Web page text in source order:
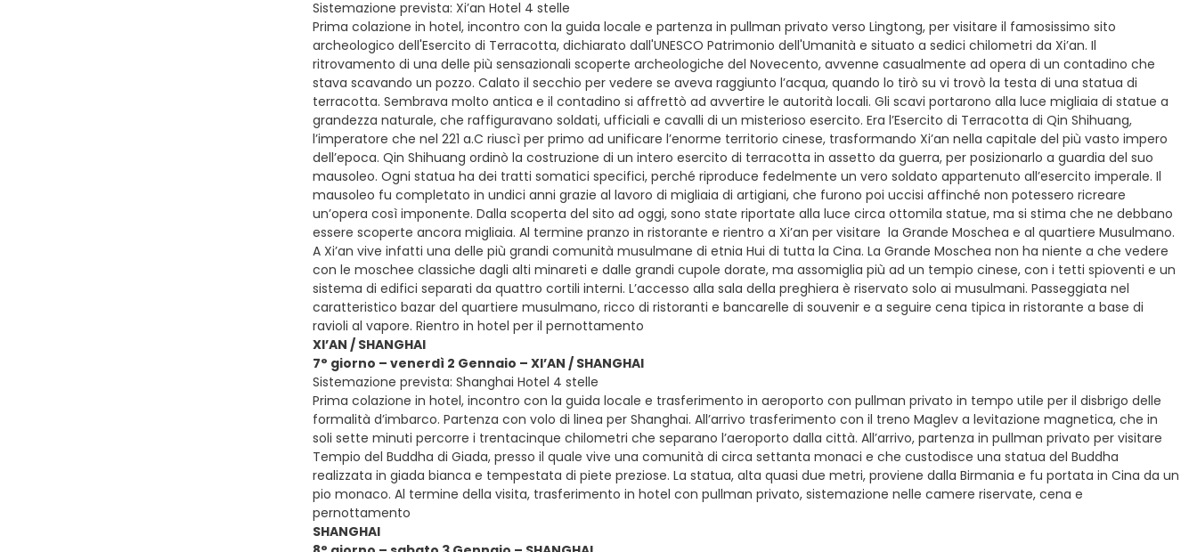
Sistemazione prevista: Xi’an Hotel 4 stelle
Prima colazione in hotel, incontro con la guida locale e partenza in pullman privato verso Lingtong, per visitare il famosissimo sito
archeologico dell'Esercito di Terracotta, dichiarato dall'UNESCO Patrimonio dell'Umanità e situato a sedici chilometri da Xi’an. Il
ritrovamento di una delle più sensazionali scoperte archeologiche del Novecento, avvenne casualmente ad opera di un contadino che
stava scavando un pozzo. Calato il secchio per vedere se aveva raggiunto l’acqua, quando lo tirò su vi trovò la testa di una statua di
terracotta. Sembrava molto antica e il contadino si affrettò ad avvertire le autorità locali. Gli scavi portarono alla luce migliaia di statue a
grandezza naturale, che raffiguravano soldati, ufficiali e cavalli di un misterioso esercito. Era l’Esercito di Terracotta di Qin Shihuang,
l’imperatore che nel 221 a.C riuscì per primo ad unificare l’enorme territorio cinese, trasformando Xi’an nella capitale del più vasto impero
dell’epoca. Qin Shihuang ordinò la costruzione di un intero esercito di terracotta in assetto da guerra, per posizionarlo a guardia del suo
mausoleo. Ogni statua ha dei tratti somatici specifici, perché riproduce fedelmente un vero soldato appartenuto all’esercito imperale. Il
mausoleo fu completato in undici anni grazie al lavoro di migliaia di artigiani, che furono poi uccisi affinché non potessero ricreare
un’opera così imponente. Dalla scoperta del sito ad oggi, sono state riportate alla luce circa ottomila statue, ma si stima che ne debbano
essere scoperte ancora migliaia. Al termine pranzo in ristorante e rientro a Xi’an per visitare la Grande Moschea e al quartiere Musulmano.
A Xi’an vive infatti una delle più grandi comunità musulmane di etnia Hui di tutta la Cina. La Grande Moschea non ha niente a che vedere
con le moschee classiche dagli alti minareti e dalle grandi cupole dorate, ma assomiglia più ad un tempio cinese, con i tetti spioventi e un
sistema di edifici separati da quattro cortili interni. L’accesso alla sala della preghiera è riservato solo ai musulmani. Passeggiata nel
caratteristico bazar del quartiere musulmano, ricco di ristoranti e bancarelle di souvenir e a seguire cena tipica in ristorante a base di
ravioli al vapore. Rientro in hotel per il pernottamento
XI’AN / SHANGHAI
7° giorno – venerdì 2 Gennaio – XI’AN / SHANGHAI
Sistemazione prevista: Shanghai Hotel 4 stelle
Prima colazione in hotel, incontro con la guida locale e trasferimento in aeroporto con pullman privato in tempo utile per il disbrigo delle
formalità d’imbarco. Partenza con volo di linea per Shanghai. All’arrivo trasferimento con il treno Maglev a levitazione magnetica, che in
soli sette minuti percorre i trentacinque chilometri che separano l’aeroporto dalla città. All’arrivo, partenza in pullman privato per visitare
Tempio del Buddha di Giada, presso il quale vive una comunità di circa settanta monaci e che custodisce una statua del Buddha
realizzata in giada bianca e tempestata di piete preziose. La statua, alta quasi due metri, proviene dalla Birmania e fu portata in Cina da un
pio monaco. Al termine della visita, trasferimento in hotel con pullman privato, sistemazione nelle camere riservate, cena e
pernottamento
SHANGHAI